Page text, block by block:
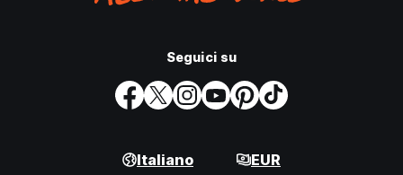
Seguici su
Italiano EUR